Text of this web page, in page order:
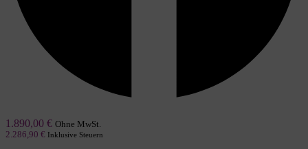
1.890,00 € Ohne MwSt.
2.286,90 € Inklusive Steuern